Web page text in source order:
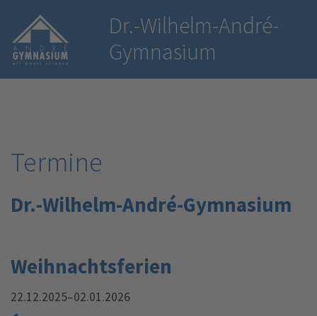
Dr.-Wilhelm-André-
Gymnasium
Termine
Dr.-Wilhelm-André-Gymnasium
Weihnachts­ferien
22.12.2025–02.01.2026